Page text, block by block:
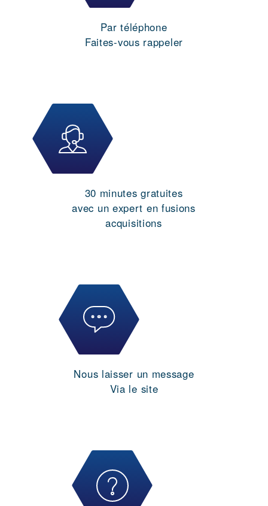
Par téléphone
Faites-vous rappeler
30 minutes gratuites
avec un expert en fusions
acquisitions
Nous laisser un message
Via le site